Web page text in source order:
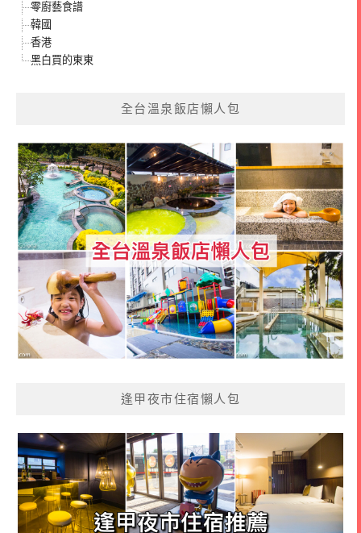
零廚藝食譜
韓國
香港
黑白買的東東
全台溫泉飯店懶人包
逢甲夜市住宿懶人包